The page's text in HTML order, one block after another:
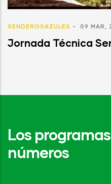
SENDEROSAZULES - 09 MAR,
Jornada Técnica
Los
números